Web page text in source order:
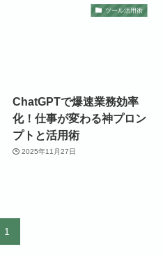
ツール活用術
ChatGPTで爆速業務効率
化！仕事が変わる神プロン
プトと活用術
2025年11月27日
1